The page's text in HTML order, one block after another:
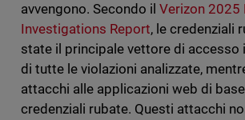
avvengono. Secondo il Verizon 2025
Investigations Report, le credenziali
state il principale vettore di accesso
di tutte le violazioni analizzate,
attacchi alle applicazioni web di
credenziali rubate. Questi attacchi